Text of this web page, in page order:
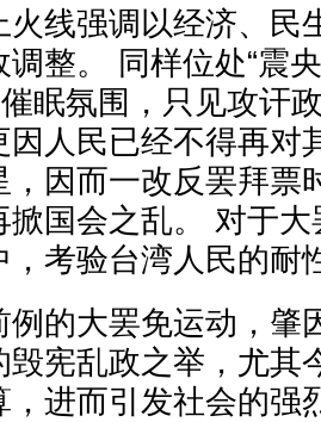
火线强调以经济、民
整。 同样位处“震
催眠氛围，只见攻讦
因人民已经不得再对
，因而一改反罢拜票
掀国会之乱。 对于
，考验台湾人民的耐
例的大罢免运动，肇
毁宪乱政之举，尤其
，进而引发社会的强